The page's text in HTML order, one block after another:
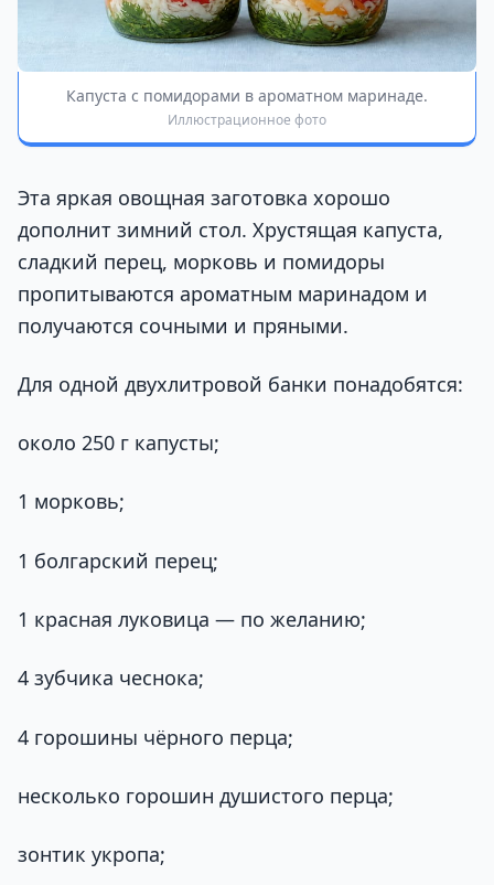
Капуста с помидорами в ароматном маринаде.
Иллюстрационное фото
Эта яркая овощная заготовка хорошо
дополнит зимний стол. Хрустящая капуста,
сладкий перец, морковь и помидоры
пропитываются ароматным маринадом и
получаются сочными и пряными.
Для одной двухлитровой банки понадобятся:
около 250 г капусты;
1 морковь;
1 болгарский перец;
1 красная луковица — по желанию;
4 зубчика чеснока;
4 горошины чёрного перца;
несколько горошин душистого перца;
зонтик укропа;